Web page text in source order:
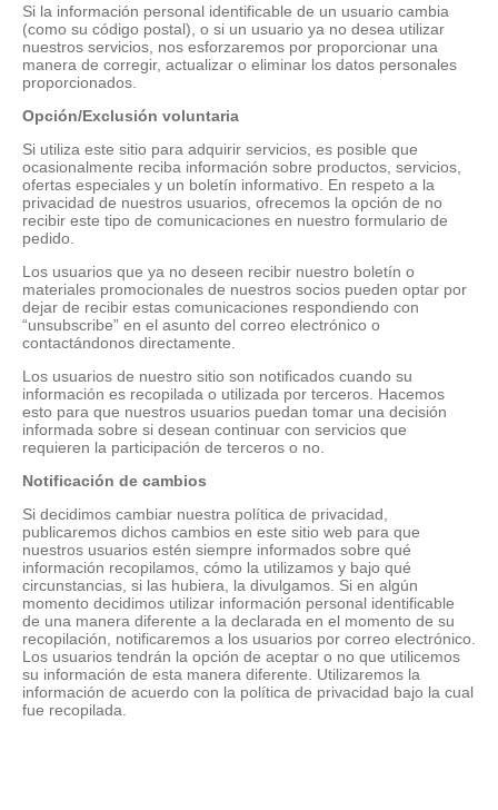
Si la información personal identificable de un usuario cambia
(como su código postal), o si un usuario ya no desea utilizar
nuestros servicios, nos esforzaremos por proporcionar una
manera de corregir, actualizar o eliminar los datos personales
proporcionados.
Opción/Exclusión voluntaria
Si utiliza este sitio para adquirir servicios, es posible que
ocasionalmente reciba información sobre productos, servicios,
ofertas especiales y un boletín informativo. En respeto a la
privacidad de nuestros usuarios, ofrecemos la opción de no
recibir este tipo de comunicaciones en nuestro formulario de
pedido.
Los usuarios que ya no deseen recibir nuestro boletín o
materiales promocionales de nuestros socios pueden optar por
dejar de recibir estas comunicaciones respondiendo con
“unsubscribe” en el asunto del correo electrónico o
contactándonos directamente.
Los usuarios de nuestro sitio son notificados cuando su
información es recopilada o utilizada por terceros. Hacemos
esto para que nuestros usuarios puedan tomar una decisión
informada sobre si desean continuar con servicios que
requieren la participación de terceros o no.
Notificación de cambios
Si decidimos cambiar nuestra política de privacidad,
publicaremos dichos cambios en este sitio web para que
nuestros usuarios estén siempre informados sobre qué
información recopilamos, cómo la utilizamos y bajo qué
circunstancias, si las hubiera, la divulgamos. Si en algún
momento decidimos utilizar información personal identificable
de una manera diferente a la declarada en el momento de su
recopilación, notificaremos a los usuarios por correo electrónico.
Los usuarios tendrán la opción de aceptar o no que utilicemos
su información de esta manera diferente. Utilizaremos la
información de acuerdo con la política de privacidad bajo la cual
fue recopilada.